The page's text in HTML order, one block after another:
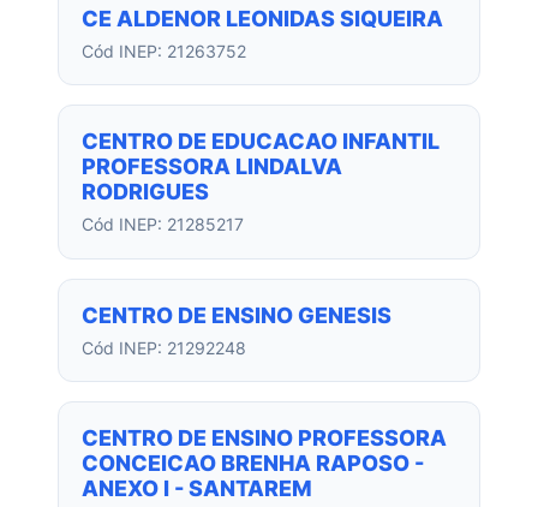
CE ALDENOR LEONIDAS SIQUEIRA
Cód INEP: 21263752
CENTRO DE EDUCACAO INFANTIL
PROFESSORA LINDALVA
RODRIGUES
Cód INEP: 21285217
CENTRO DE ENSINO GENESIS
Cód INEP: 21292248
CENTRO DE ENSINO PROFESSORA
CONCEICAO BRENHA RAPOSO -
ANEXO I - SANTAREM